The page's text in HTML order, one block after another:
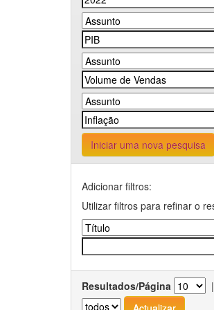
Iniciar uma nova pesquisa
Adicionar filtros:
Utilizar filtros para refinar o
Resultados/Página |